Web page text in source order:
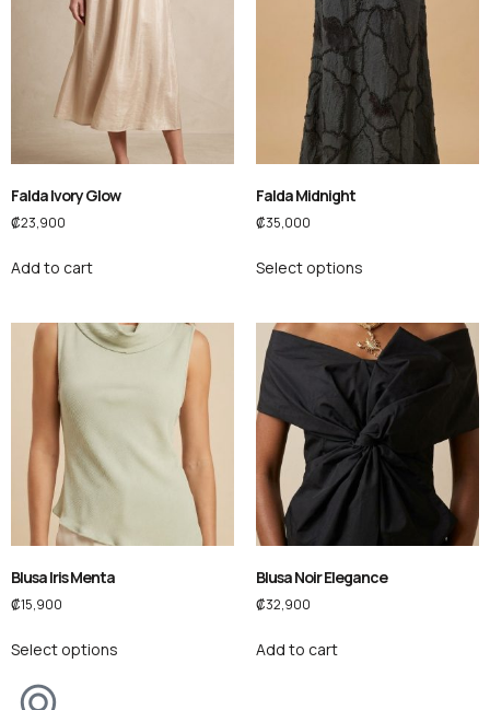
Falda Ivory Glow
₡23,900
Add to cart
Falda Midnight
₡35,000
Select options
Blusa Iris Menta
₡15,900
Select options
Blusa Noir Elegance
₡32,900
Add to cart